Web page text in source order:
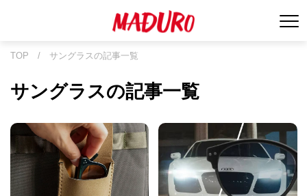
TOP / サングラスの記事一覧
サングラスの記事一覧